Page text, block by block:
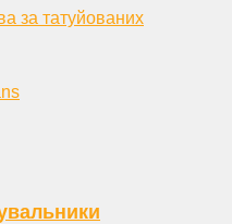
за татуйованих